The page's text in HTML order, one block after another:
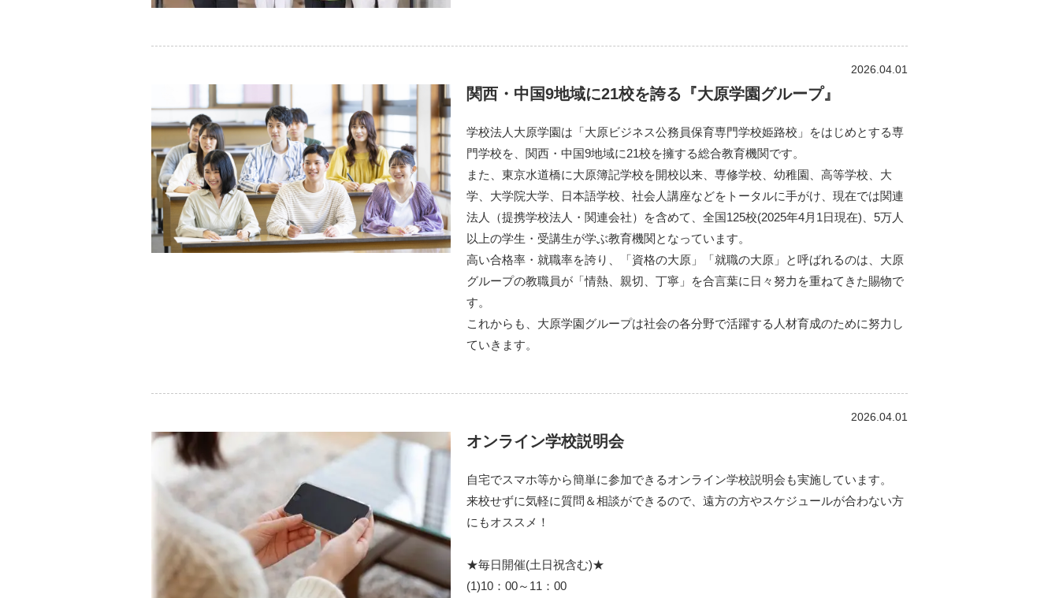
2026.04.01
関西・中国9地域に21校を誇る『大原学園グループ』
学校法人大原学園は「大原ビジネス公務員保育専門学校姫路校」をはじめとする専
門学校を、関西・中国9地域に21校を擁する総合教育機関です。
また、東京水道橋に大原簿記学校を開校以来、専修学校、幼稚園、高等学校、大
学、大学院大学、日本語学校、社会人講座などをトータルに手がけ、現在では関連
法人（提携学校法人・関連会社）を含めて、全国125校(2025年4月1日現在)、5万人
以上の学生・受講生が学ぶ教育機関となっています。
高い合格率・就職率を誇り、「資格の大原」「就職の大原」と呼ばれるのは、大原
グループの教職員が「情熱、親切、丁寧」を合言葉に日々努力を重ねてきた賜物で
す。
これからも、大原学園グループは社会の各分野で活躍する人材育成のために努力し
ていきます。
2026.04.01
オンライン学校説明会
自宅でスマホ等から簡単に参加できるオンライン学校説明会も実施しています。
来校せずに気軽に質問＆相談ができるので、遠方の方やスケジュールが合わない方
にもオススメ！
★毎日開催(土日祝含む)★
(1)10：00～11：00